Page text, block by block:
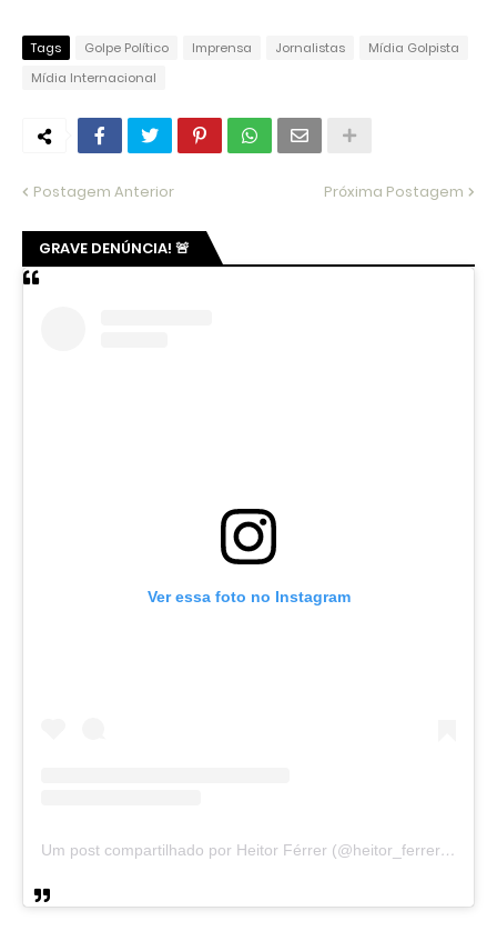
Tags Golpe Político Imprensa Jornalistas
Mídia Golpista
Mídia Internacional
Postagem Anterior Próxima Postagem
GRAVE DENÚNCIA! 🚨
Ver essa foto no Instagram
Um post compartilhado por Heitor Férrer (@heitor_ferrer77)